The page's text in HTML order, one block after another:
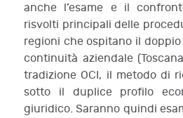
anche l’esame e il
risvolti principali delle
regioni che ospitano il
continuità aziendale
tradizione OCI, il metodo di
sotto il duplice profilo
giuridico. Saranno quindi